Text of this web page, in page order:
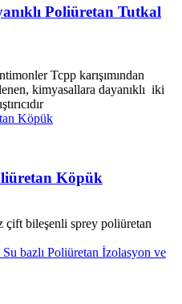
Poliüretan Tutkal
Tcpp karışımından
kimyasallara dayanıklı iki
Köpük
çift bileşenli sprey poliüretan